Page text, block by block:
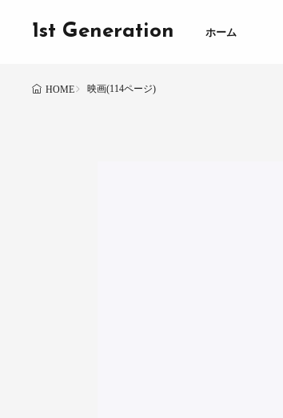
1st Generation ホーム
HOME 映画(114ページ)